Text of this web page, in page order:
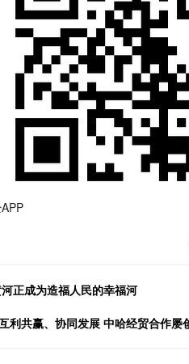
正成为造福人民的幸福河
利共赢、协同发展 中哈经贸合作屡